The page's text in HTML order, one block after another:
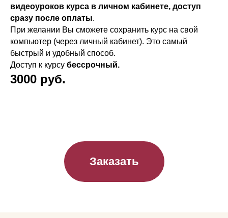
видеоуроков курса в личном кабинете, доступ
сразу после оплаты.
При желании Вы сможете сохранить курс на свой
компьютер (через личный кабинет). Это самый
быстрый и удобный способ.
Доступ к курсу бессрочный.
3000 руб.
Заказать